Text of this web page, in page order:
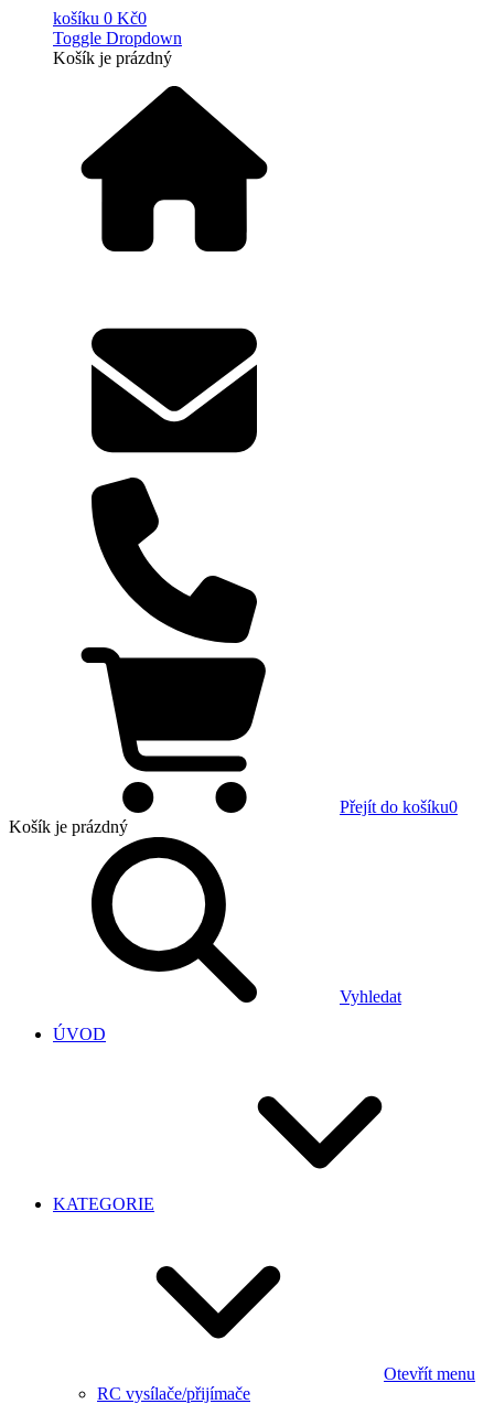
košíku 0 Kč0
Toggle Dropdown
Košík je prázdný
Přejít do košíku0
Košík je prázdný
Vyhledat
ÚVOD
KATEGORIE
Otevřít menu
RC vysílače/přijímače